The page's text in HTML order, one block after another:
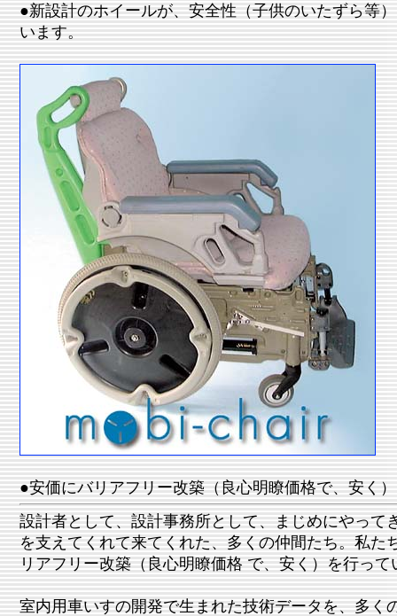
●新設計のホイールが、安全性（子供のいたずら等
います。
●安価にバリアフリー改築（良心明瞭価格で、安く
設計者として、設計事務所として、まじめにやって
を支えてくれて来てくれた、多くの仲間たち。私た
リアフリー改築（良心明瞭価格 で、安く）を行って
室内用車いすの開発で生まれた技術データを、多く